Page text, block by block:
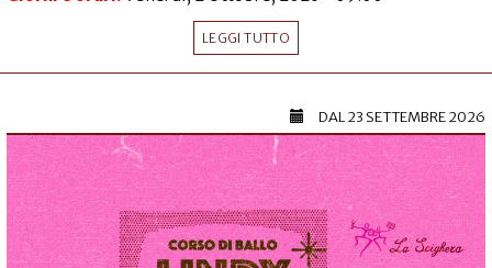
LEGGI TUTTO
DAL23 SETTEMBRE 2026